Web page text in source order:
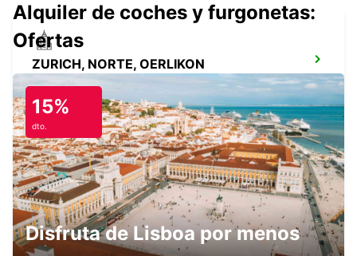
ZURICH, NORTE, OERLIKON
ZURICH - SWITZERLAND
ZURICH, ETH HOENGGERBERG
ZURICH - SWITZERLAND
Alquiler de coches y furgonetas:
Ofertas
15%
dto.
Disfruta de Lisboa por menos